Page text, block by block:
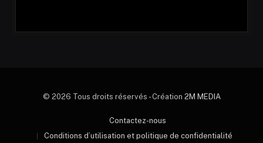
© 2026 Tous droits réservés - Création 2M MEDIA
Contactez-nous
Conditions d’utilisation et politique de confidentialité